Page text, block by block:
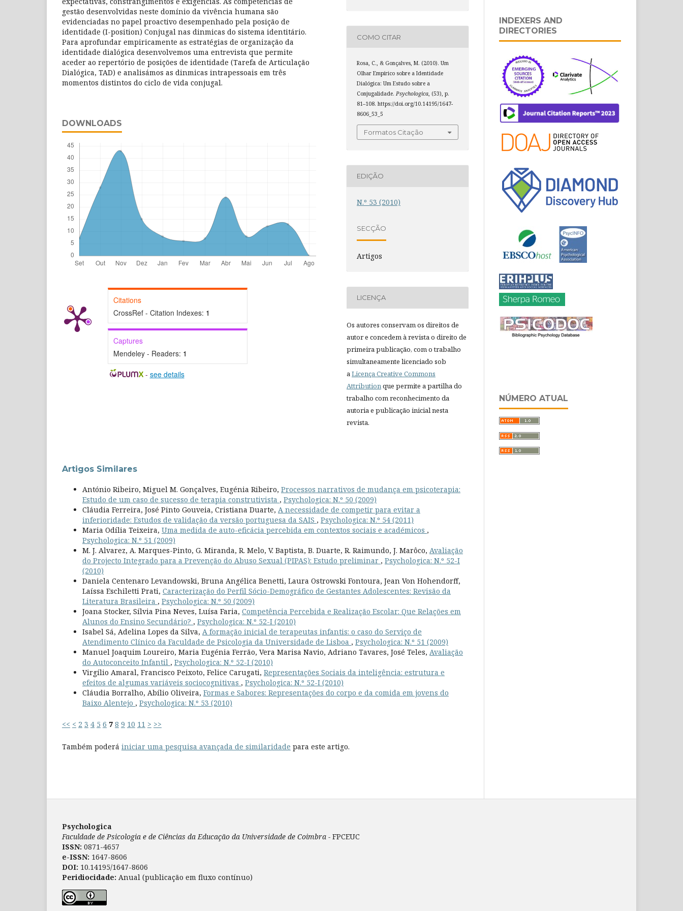
gestão desenvolvidas neste domínio da vivência humana são
evidenciadas no papel proactivo desempenhado pela posição de
identidade (I-position) Conjugal nas dinmicas do sistema identitário.
Para aprofundar empiricamente as estratégias de organização da
identidade dialógica desenvolvemos uma entrevista que permite
aceder ao repertório de posições de identidade (Tarefa de Articulação
Dialógica, TAD) e analisámos as dinmicas intrapessoais em três
momentos distintos do ciclo de vida conjugal.
DOWNLOADS
Citations
CrossRef - Citation Indexes: 1
Captures
Mendeley - Readers: 1
- see details
COMO CITAR
Rosa, C., & Gonçalves, M. (2010). Um
Olhar Empírico sobre a Identidade
Dialógica: Um Estudo sobre a
Conjugalidade.Psychologica, (53), p.
81–108. https://doi.org/10.14195/1647-
8606_53_5
Formatos Citação
EDIÇÃO
N.º 53 (2010)
SECÇÃO
Artigos
LICENÇA
Os autores conservam os direitos de
autor e concedem à revista o direito de
primeira publicação, com o trabalho
simultaneamente licenciado sob
aLicença Creative Commons
Attributionque permite a partilha do
trabalho com reconhecimento da
autoria e publicação inicial nesta
revista.
Artigos Similares
António Ribeiro, Miguel M. Gonçalves, Eugénia Ribeiro, Processos narrativos de mudança em psicoterapia:
Estudo de um caso de sucesso de terapia construtivista , Psychologica: N.º 50 (2009)
Cláudia Ferreira, José Pinto Gouveia, Cristiana Duarte, A necessidade de competir para evitar a
inferioridade: Estudos de validação da versão portuguesa da SAIS , Psychologica: N.º 54 (2011)
Maria Odília Teixeira, Uma medida de auto-eficácia percebida em contextos sociais e académicos ,
Psychologica: N.º 51 (2009)
M. J. Alvarez, A. Marques-Pinto, G. Miranda, R. Melo, V. Baptista, B. Duarte, R. Raimundo, J. Marôco, Avaliação
do Projecto Integrado para a Prevenção do Abuso Sexual (PIPAS): Estudo preliminar , Psychologica: N.º 52-I
(2010)
Daniela Centenaro Levandowski, Bruna Angélica Benetti, Laura Ostrowski Fontoura, Jean Von Hohendorff,
Laíssa Eschiletti Prati, Caracterização do Perfil Sócio-Demográfico de Gestantes Adolescentes: Revisão da
Literatura Brasileira , Psychologica: N.º 50 (2009)
Joana Stocker, Sílvia Pina Neves, Luísa Faria, Competência Percebida e Realização Escolar: Que Relações em
Alunos do Ensino Secundário? , Psychologica: N.º 52-I (2010)
Isabel Sá, Adelina Lopes da Silva, A formação inicial de terapeutas infantis: o caso do Serviço de
Atendimento Clínico da Faculdade de Psicologia da Universidade de Lisboa , Psychologica: N.º 51 (2009)
Manuel Joaquim Loureiro, Maria Eugénia Ferrão, Vera Marisa Navio, Adriano Tavares, José Teles, Avaliação
do Autoconceito Infantil , Psychologica: N.º 52-I (2010)
Virgílio Amaral, Francisco Peixoto, Felice Carugati, Representações Sociais da inteligência: estrutura e
efeitos de algumas variáveis sociocognitivas , Psychologica: N.º 52-I (2010)
Cláudia Borralho, Abílio Oliveira, Formas e Sabores: Representações do corpo e da comida em jovens do
Baixo Alentejo , Psychologica: N.º 53 (2010)
<< < 2 3 4 5 6 7 8 9 10 11 > >>
Também poderá iniciar uma pesquisa avançada de similaridade para este artigo.
INDEXERS AND
DIRECTORIES
NÚMERO ATUAL
Psychologica
Faculdade de Psicologia e de Ciências da Educação da Universidade de Coimbra - FPCEUC
ISSN: 0871-4657
e-ISSN: 1647-8606
DOI: 10.14195/1647-8606
Peridiocidade: Anual (publicação em fluxo contínuo)